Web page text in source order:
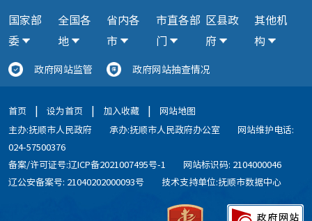
国家部
委
全国各
地
省内各
市
市直各部
门
区县政
府
其他机
构
政府网站监管 政府网站抽查情况
首页 | 设为首页 | 加入收藏 |
网站地图
主办:抚顺市人民政府
承办:抚顺市人民政府办公室
网站维护电话:
024-57500376
备案/许可证号:辽ICP备2021007495号-1
网站标识码: 2104000046
辽公安备案号: 21040202000093号
技术支持单位:抚顺市数据中心